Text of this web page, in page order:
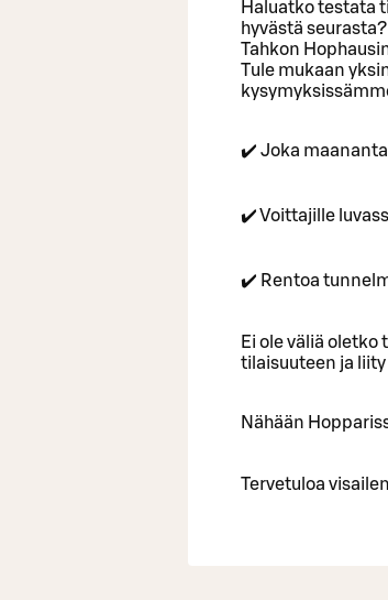
Haluatko testata
hyvästä seurasta?
Tahkon
Tule mukaan
✔️ Joka
✔️ Voittajille
✔️ Rentoa
Ei ole väliä
tilaisuuteen ja
Nähään
Tervetuloa